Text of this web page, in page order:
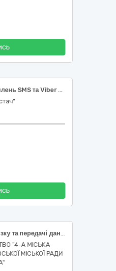
Послуга передачі повідомлень SMS та Viber Код ДК 021:2015: 64210000-1 - Послуги телефонного зв’язку та передачі даних (відповідний код 64212100-6)
Послуги телефонного зв’язку та передачі даних
"4-А МІСЬКА
МІСЬКОЇ РАДИ